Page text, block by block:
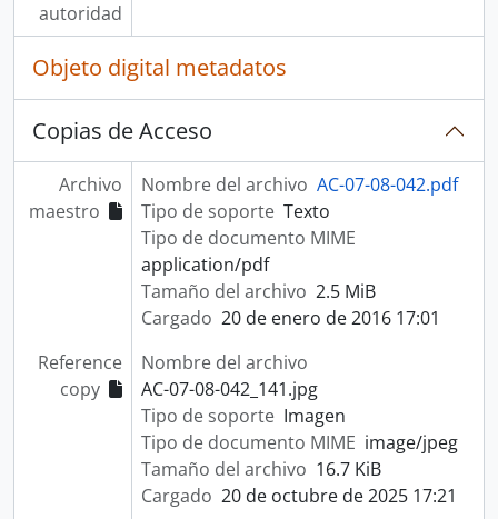
autoridad
Objeto digital metadatos
Copias de Acceso
Archivo
maestro
Nombre del archivo AC-07-08-042.pdf
Tipo de soporte Texto
Tipo de documento MIME
application/pdf
Tamaño del archivo 2.5 MiB
Cargado 20 de enero de 2016 17:01
Reference
copy
Nombre del archivo
AC-07-08-042_141.jpg
Tipo de soporte Imagen
Tipo de documento MIME image/jpeg
Tamaño del archivo 16.7 KiB
Cargado 20 de octubre de 2025 17:21